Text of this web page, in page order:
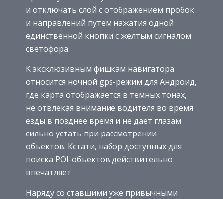
и отключать слой с отображением пробок
и направлений путем нажатия одной
единственной кнопки с желтым сигналом
светофора.
К эксклюзивным фишкам навигатора
относится ночной gps-режим для Андроид,
где карта отображается в темных тонах,
не отвлекая внимание водителя во время
езды в позднее время и не дает глазам
сильно устать при рассмотрении
объектов. Кстати, набор доступных для
поиска POI-объектов действительно
впечатляет
Наряду со ставшими уже привычными